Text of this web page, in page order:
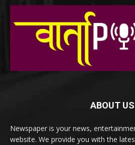
ABOUT US
Newspaper is your news,
website. We provide you with the